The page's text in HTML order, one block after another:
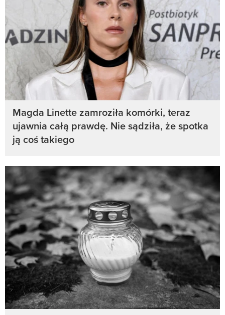
Magda Linette zamroziła komórki, teraz
ujawnia całą prawdę. Nie sądziła, że spotka
ją coś takiego